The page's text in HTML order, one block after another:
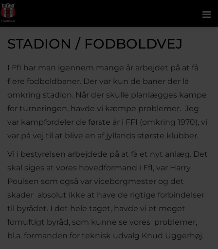
STADION / FODBOLDVEJ
I FfI har man igennem mange år arbejdet på at få
flere fodboldbaner. Der var kun de baner der lå
omkring stadion. Når der skulle planlægges kampe
for turneringen, havde vi kæmpe problemer. Jeg
var kampfordeler de første år i FFI (omkring 1970), vi
var på vej til at blive en af jyllands største klubber.
Vi i bestyrelsen arbejdede på at få et nyt anlæg. Det
skal siges at vores hovedformand i FfI, var Harry
Poulsen som også var viceborgmester og det
skader absolut ikke at have de rigtige forbindelser
til byrådet. I det hele taget, havde vi et meget
fornuftigt byråd, som kunne se vores problemer,
bl.a. formanden for teknisk udvalg Knud Uggerhøj.